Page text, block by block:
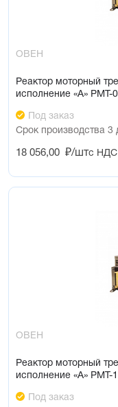
ОВЕН
Реактор моторный
исполнение «А» РМТ-
Под заказ
Срок производства 3
18 056,00 ₽/штс НДС
ОВЕН
Реактор моторный
исполнение «А» РМТ-
Под заказ